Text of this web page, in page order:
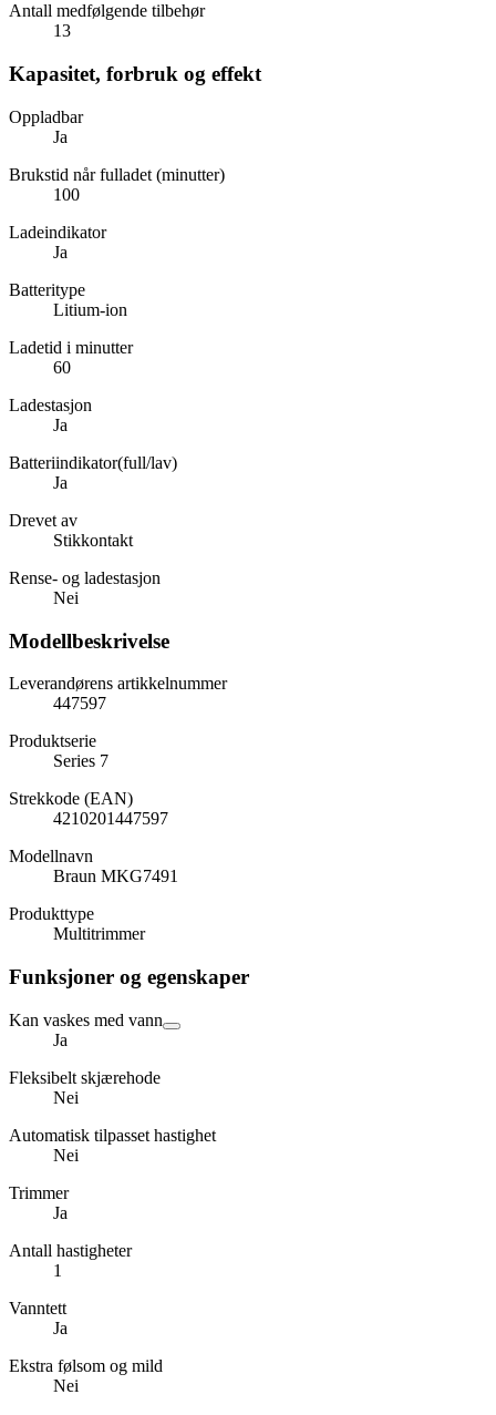
Antall medfølgende tilbehør
13
Kapasitet, forbruk og effekt
Oppladbar
Ja
Brukstid når fulladet (minutter)
100
Ladeindikator
Ja
Batteritype
Litium-ion
Ladetid i minutter
60
Ladestasjon
Ja
Batteriindikator(full/lav)
Ja
Drevet av
Stikkontakt
Rense- og ladestasjon
Nei
Modellbeskrivelse
Leverandørens artikkelnummer
447597
Produktserie
Series 7
Strekkode (EAN)
4210201447597
Modellnavn
Braun MKG7491
Produkttype
Multitrimmer
Funksjoner og egenskaper
Kan vaskes med vann
Ja
Fleksibelt skjærehode
Nei
Automatisk tilpasset hastighet
Nei
Trimmer
Ja
Antall hastigheter
1
Vanntett
Ja
Ekstra følsom og mild
Nei